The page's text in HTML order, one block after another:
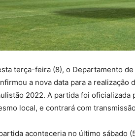
terça-feira (8), o Departamento
a nova data para a realização
2022. A partida foi oficializada
local, e contrará com
aconteceria no último sábado